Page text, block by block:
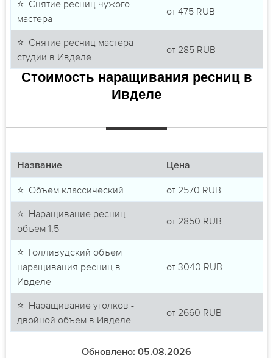
⭐ Снятие ресниц чужого
мастера
от 475 RUB
⭐ Снятие ресниц мастера
студии в Ивделе
от 285 RUB
Стоимость наращивания ресниц в
Ивделе
Название Цена
⭐ Объем классический от 2570 RUB
⭐ Наращивание ресниц -
объем 1,5
от 2850 RUB
⭐ Голливудский объем
наращивания ресниц в
Ивделе
от 3040 RUB
⭐ Наращивание уголков -
двойной объем в Ивделе
от 2660 RUB
Обновлено: 05.08.2026